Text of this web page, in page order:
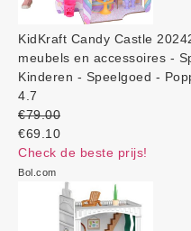
KidKraft Candy Castle
meubels en accessoires -
Kinderen - Speelgoed -
4.7
€79.00
€69.10
Check de beste prijs!
Bol.com